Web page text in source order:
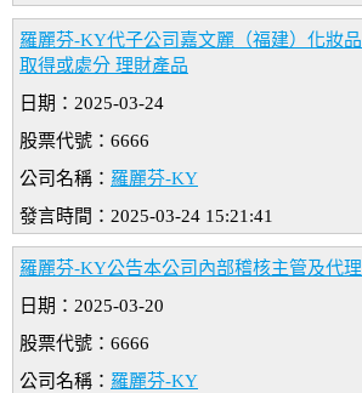
羅麗芬-KY代子公司嘉文麗（福建）化妝
取得或處分 理財產品
日期：2025-03-24
股票代號：6666
公司名稱： 羅麗芬-KY
發言時間：2025-03-24 15:21:41
羅麗芬-KY公告本公司內部稽核主管及代
日期：2025-03-20
股票代號：6666
公司名稱： 羅麗芬-KY